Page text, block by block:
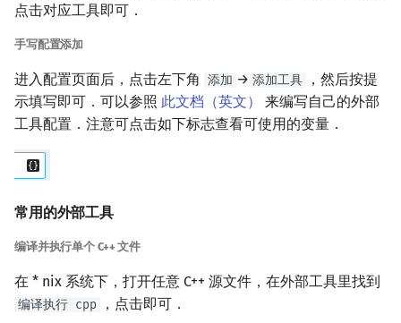
点击对应工具即可．
手写配置添加
进入配置页面后，点击左下角 添加 → 添加工具
，然后按提
示填写即可．可以参照 此文档（英文）
来编写自己的外部
工具配置．注意可点击如下标志查看可使用的变量．
常用的外部工具
编译并执行单个 C++ 文件
在 * nix 系统下，打开任意 C++ 源文件，在外部工具里找到
编译执行 cpp ，点击即可．